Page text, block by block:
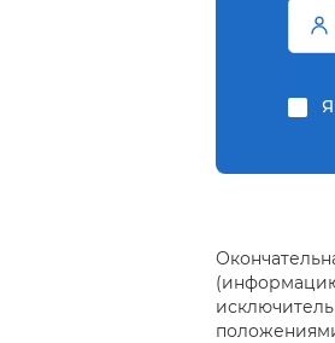
(информацию